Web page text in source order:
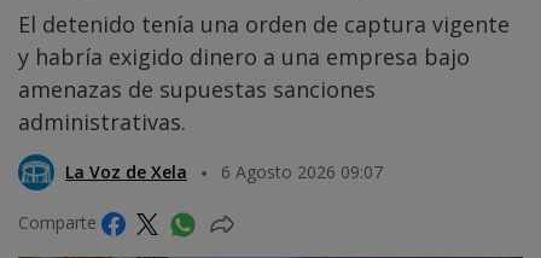
El detenido tenía una orden de captura vigente
y habría exigido dinero a una empresa bajo
amenazas de supuestas sanciones
administrativas.
La Voz de Xela 6 Agosto 2026 09:07
Comparte